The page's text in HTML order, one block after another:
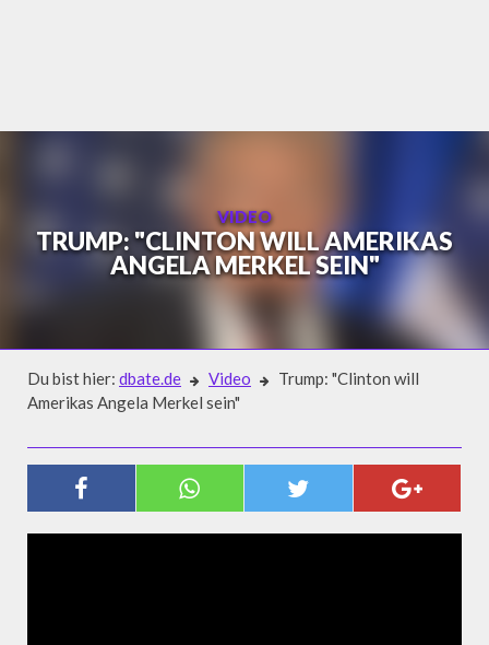
VIDEO
TRUMP: "CLINTON WILL AMERIKAS
ANGELA MERKEL SEIN"
Du bist hier: dbate.de Video
Trump: "Clinton will
Amerikas Angela Merkel sein"
TRUMP: "CLINTON WILL
AMERIKAS ANGELA MERKEL SEIN"